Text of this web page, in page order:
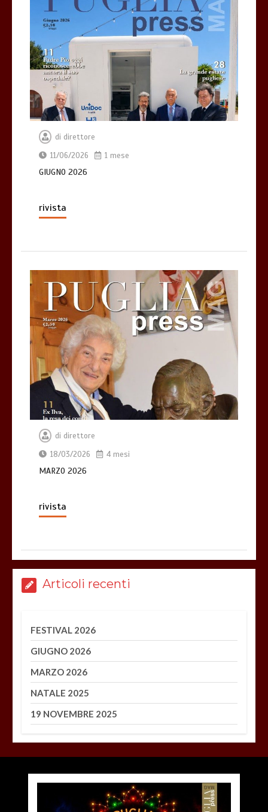
di direttore
11/06/2026
1 mese
GIUGNO 2026
rivista
di direttore
18/03/2026
4 mesi
MARZO 2026
rivista
Articoli recenti
FESTIVAL 2026
GIUGNO 2026
MARZO 2026
NATALE 2025
19 NOVEMBRE 2025